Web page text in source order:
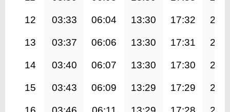
12 03:33 06:04 13:30 17:32
13 03:37 06:06 13:30 17:31
14 03:40 06:07 13:30 17:30
15 03:43 06:09 13:29 17:29